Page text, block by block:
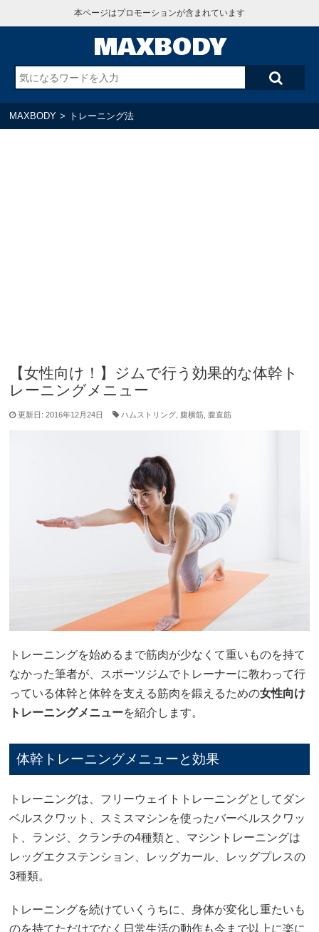
本ページはプロモーションが含まれています
MAXBODY
MAXBODY > トレーニング法
【女性向け！】ジムで行う効果的な体幹ト
レーニングメニュー
更新日: 2016年12月24日 ハムストリング 腹横筋 腹直筋
トレーニングを始めるまで筋肉が少なくて重いものを持て
なかった筆者が、スポーツジムでトレーナーに教わって行
っている体幹と体幹を支える筋肉を鍛えるための女性向け
トレーニングメニューを紹介します。
体幹トレーニングメニューと効果
トレーニングは、フリーウェイトトレーニングとしてダン
ベルスクワット、スミスマシンを使ったバーベルスクワッ
ト、ランジ、クランチの4種類と、マシントレーニングは
レッグエクステンション、レッグカール、レッグプレスの
3種類。
トレーニングを続けていくうちに、身体が変化し重たいも
のを持てただけでなく日常生活の動作も今まで以上に楽に